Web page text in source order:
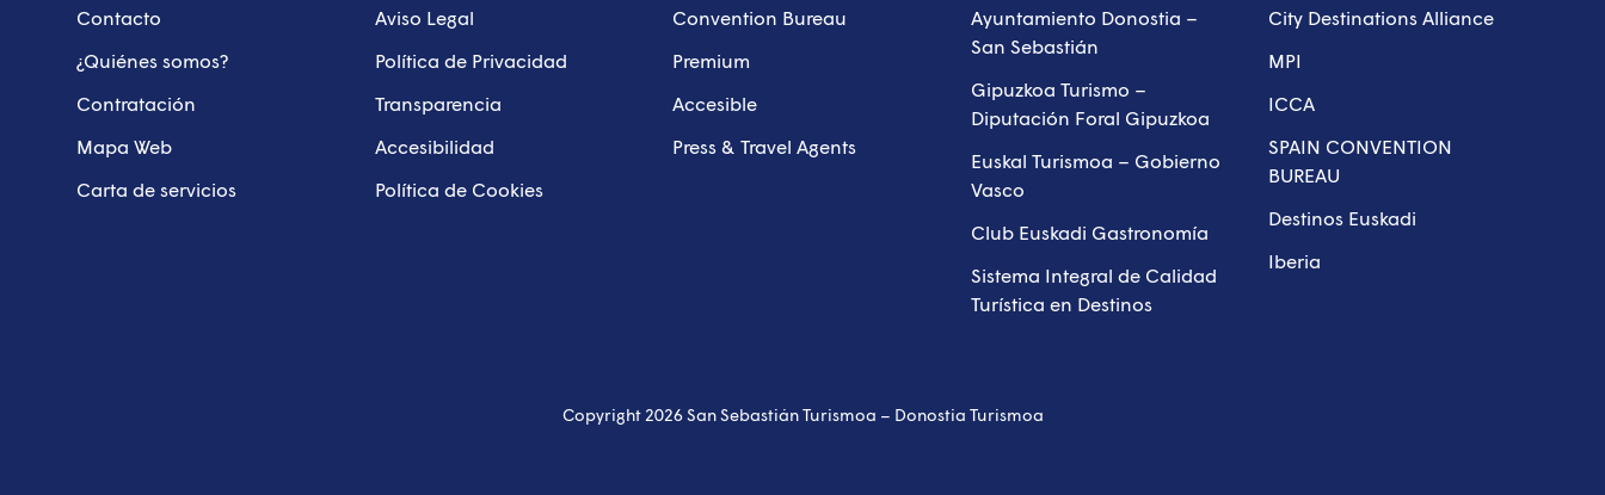
Contacto
¿Quiénes somos?
Contratación
Mapa Web
Carta de servicios
Aviso Legal
Política de Privacidad
Transparencia
Accesibilidad
Política de Cookies
Convention Bureau
Premium
Accesible
Press & Travel Agents
Ayuntamiento Donostia –
San Sebastián
Gipuzkoa Turismo –
Diputación Foral Gipuzkoa
Euskal Turismoa – Gobierno
Vasco
Club Euskadi Gastronomía
Sistema Integral de Calidad
Turística en Destinos
City Destinations Alliance
MPI
ICCA
SPAIN CONVENTION
BUREAU
Destinos Euskadi
Iberia
Copyright 2026 San Sebastián Turismoa – Donostia Turismoa